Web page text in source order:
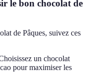
le bon chocolat de
de Pâques, suivez ces
un chocolat
pour maximiser les